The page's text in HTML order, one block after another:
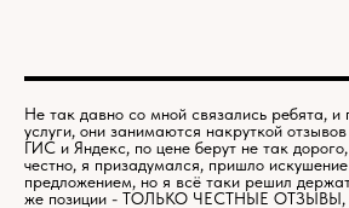
Не так давно со мной связались ребята, и
услуги, они занимаются накруткой
ГИС и Яндекс, по цене берут не так
честно, я призадумался, пришло
предложением, но я всё таки решил
же позиции - ТОЛЬКО ЧЕСТНЫЕ ОТЗЫВЫ,